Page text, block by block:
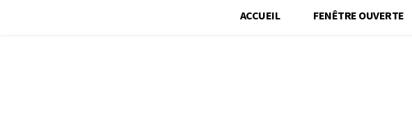
ACCUEIL FENÊTRE OUVERTE